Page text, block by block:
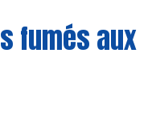
fumés aux